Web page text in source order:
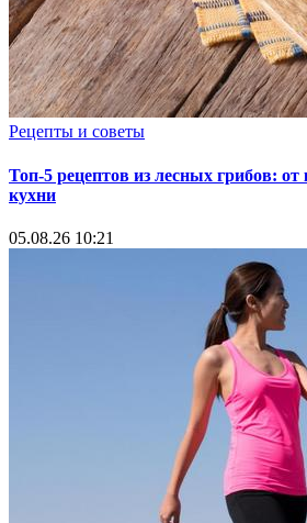
Рецепты и советы
Топ-5 рецептов из лесных грибов:
кухни
05.08.26 10:21